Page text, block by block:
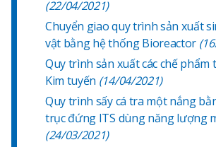
(22/04/2021)
Chuyển giao quy trình sản xuất
vật bằng hệ thống Bioreactor
Quy trình sản xuất các chế phẩm
Kim tuyến (14/04/2021)
Quy trình sấy cá tra một nắng
trục đứng ITS dùng năng lượng
(24/03/2021)